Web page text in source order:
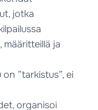
jotka
määritteillä ja
”tarkistus”, ei
organisoi